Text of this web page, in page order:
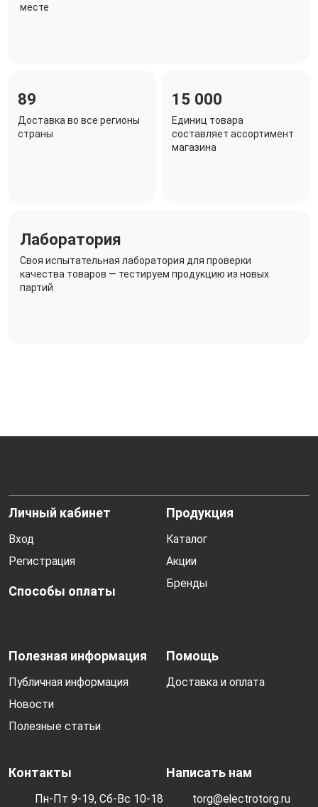
месте
89
Доставка во все регионы
страны
15 000
Единиц товара
составляет ассортимент
магазина
Лаборатория
Своя испытательная лаборатория для проверки
качества товаров — тестируем продукцию из новых
партий
Личный кабинет
Вход
Регистрация
Способы оплаты
Продукция
Каталог
Акции
Бренды
Полезная информация
Публичная информация
Новости
Полезные статьи
Помощь
Доставка и оплата
Контакты
Пн-Пт 9-19, Сб-Вс 10-18
Написать нам
torg@electrotorg.ru